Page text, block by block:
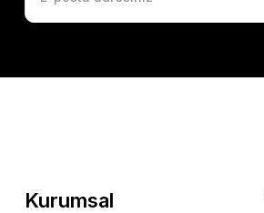
Kurumsal